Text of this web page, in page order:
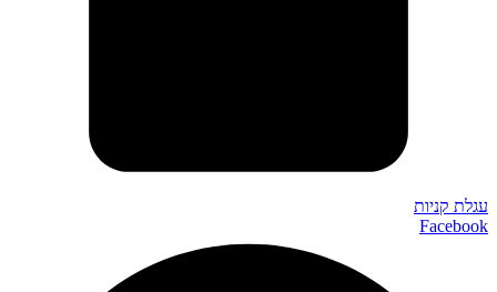
עגלת קניות
Facebook